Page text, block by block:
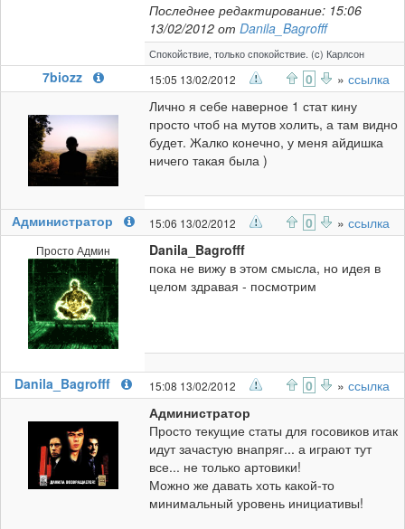
Последнее редактирование: 15:06
13/02/2012 от Danila_Bagrofff
Спокойствие, только спокойствие. (c) Карлсон
7biozz 15:05 13/02/2012 0 » ссылка
Лично я себе наверное 1 стат кину
просто чтоб на мутов холить, а там видно
будет. Жалко конечно, у меня айдишка
ничего такая была )
Администратор 15:06 13/02/2012 0 » ссылка
Просто Админ
Danila_Bagrofff
пока не вижу в этом смысла, но идея в
целом здравая - посмотрим
Danila_Bagrofff 15:08 13/02/2012 0 » ссылка
Администратор
Просто текущие статы для госовиков итак
идут зачастую внапряг... а играют тут
все... не только артовики!
Можно же давать хоть какой-то
минимальный уровень инициативы!